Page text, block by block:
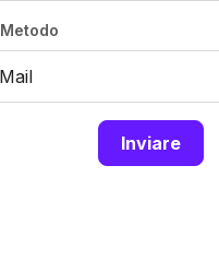
Metodo
Inviare